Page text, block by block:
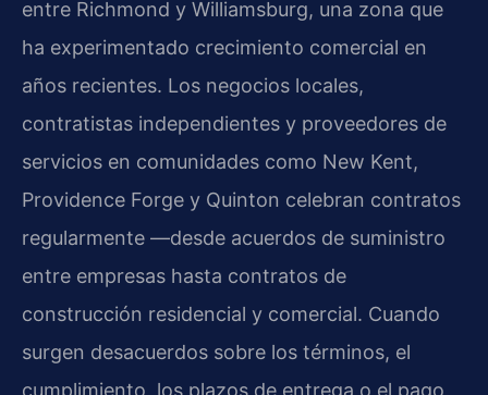
entre Richmond y Williamsburg, una zona que
ha experimentado crecimiento comercial en
años recientes. Los negocios locales,
contratistas independientes y proveedores de
servicios en comunidades como New Kent,
Providence Forge y Quinton celebran contratos
regularmente —desde acuerdos de suministro
entre empresas hasta contratos de
construcción residencial y comercial. Cuando
surgen desacuerdos sobre los términos, el